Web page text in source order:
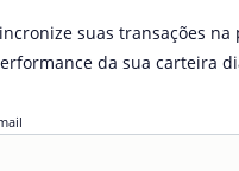
suas transações
da sua carteira